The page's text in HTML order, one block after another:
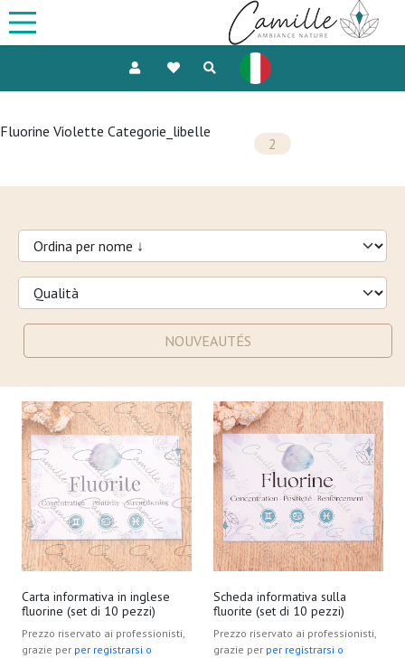
Fluorine Violette Categorie_libelle
2
NOUVEAUTÉS
Carta informativa in inglese
fluorine (set di 10 pezzi)
Prezzo riservato ai professionisti,
grazie per per registrarsi o
Scheda informativa sulla
fluorite (set di 10 pezzi)
Prezzo riservato ai professionisti,
grazie per per registrarsi o